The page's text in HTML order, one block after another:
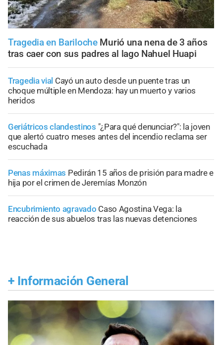
Tragedia en Bariloche Murió una nena de 3 años
tras caer con sus padres al lago Nahuel Huapi
Tragedia vial Cayó un auto desde un puente tras un
choque múltiple en Mendoza: hay un muerto y varios
heridos
Geriátricos clandestinos "¿Para qué denunciar?": la joven
que alertó cuatro meses antes del incendio reclama ser
escuchada
Penas máximas Pedirán 15 años de prisión para madre e
hija por el crimen de Jeremías Monzón
Encubrimiento agravado Caso Agostina Vega: la
reacción de sus abuelos tras las nuevas detenciones
+ Información General